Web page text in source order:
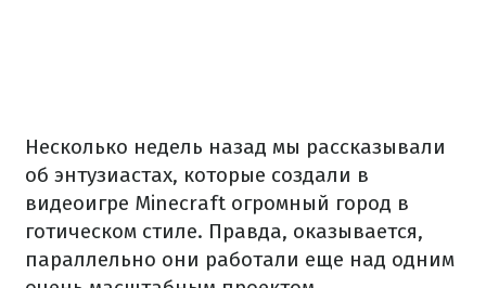
Несколько недель назад мы рассказывали
об энтузиастах, которые создали в
видеоигре Minecraft огромный город в
готическом стиле. Правда, оказывается,
параллельно они работали еще над одним